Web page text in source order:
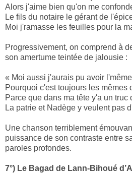
Alors j'aime bien qu'on me
Le fils du notaire le gérant de
Moi j'ramasse les feuilles pour la
Progressivement, on comprend à
son amertume teintée de jalousie :
« Moi aussi j'aurais pu avoir
Pourquoi c'est toujours les mêmes
Parce que dans ma tête y'a un truc
La patrie et Nadège y veulent pas
Une chanson terriblement
puissance de son contraste entre
paroles profondes.
7°) Le Bagad de Lann-Bihoué